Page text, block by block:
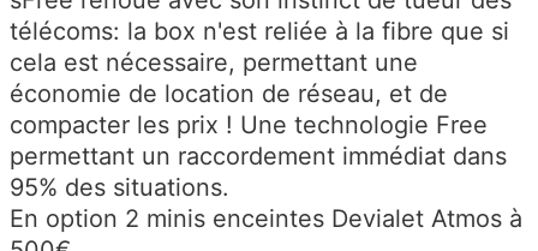
télécoms: la box n'est reliée à la fibre que si
cela est nécessaire, permettant une
économie de location de réseau, et de
compacter les prix ! Une technologie Free
permettant un raccordement immédiat dans
95% des situations.
En option 2 minis enceintes Devialet Atmos à